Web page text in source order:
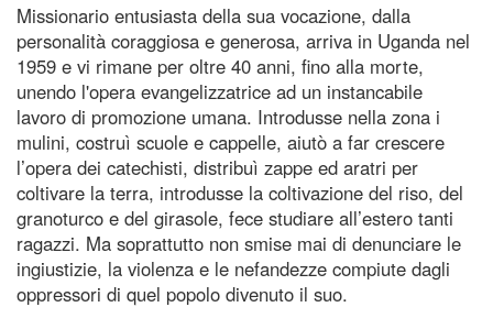
Missionario entusiasta della sua vocazione, dalla
personalità coraggiosa e generosa, arriva in Uganda nel
1959 e vi rimane per oltre 40 anni, fino alla morte,
unendo l'opera evangelizzatrice ad un instancabile
lavoro di promozione umana. Introdusse nella zona i
mulini, costruì scuole e cappelle, aiutò a far crescere
l’opera dei catechisti, distribuì zappe ed aratri per
coltivare la terra, introdusse la coltivazione del riso, del
granoturco e del girasole, fece studiare all’estero tanti
ragazzi. Ma soprattutto non smise mai di denunciare le
ingiustizie, la violenza e le nefandezze compiute dagli
oppressori di quel popolo divenuto il suo.